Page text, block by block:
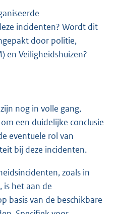
incidenten? Wordt dit
door politie,
en Veiligheidshuizen?
nog in volle gang,
een duidelijke conclusie
eventuele rol van
bij deze incidenten.
zoals in
is het aan de
basis van de beschikbare